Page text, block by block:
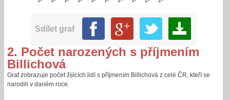
Sdílet graf
2. Počet narozených s příjmením
Billichová
Graf zobrazuje počet žijících lidí s příjmením Billichová z celé ČR, kteří se
narodili v daném roce.